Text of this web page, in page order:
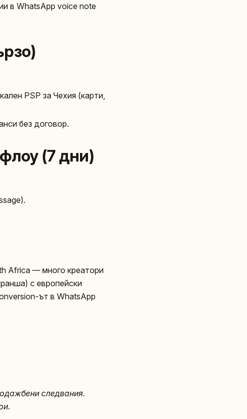
в WhatsApp voice note
PSP за Чехия (карти,
без договор.
(7 дни)
Africa — много креатори
с европейски
ът в WhatsApp
следвания.